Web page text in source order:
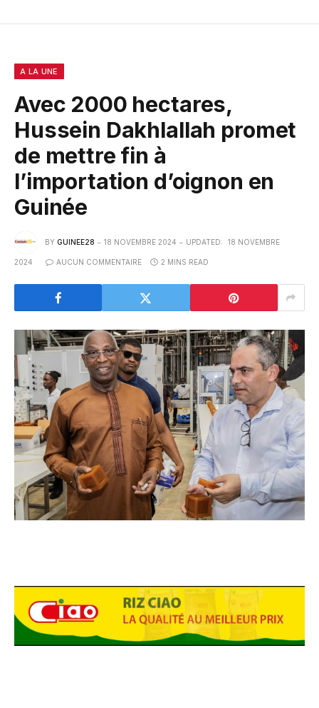
A LA UNE
Avec 2000 hectares,
Hussein Dakhlallah promet
de mettre fin à
l’importation d’oignon en
Guinée
BY GUINEE28 18 NOVEMBRE 2024 UPDATED: 18 NOVEMBRE
2024 AUCUN COMMENTAIRE 2 MINS READ